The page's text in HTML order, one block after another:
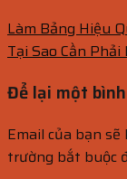
Làm Bảng Hiệu
Tại Sao Cần
Để lại một
Email của bạn
trường bắt buộc